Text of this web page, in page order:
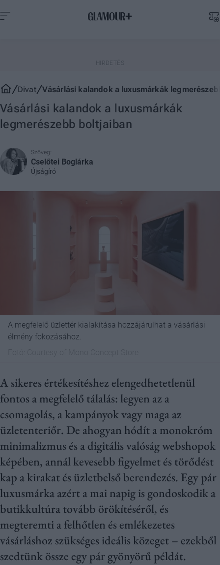
Divat Vásárlási kalandok a luxusmárkák
Vásárlási kalandok a luxusmárkák
legmerészebb boltjaiban
Szöveg:
Cselőtei Boglárka
Újságíró
A megfelelő üzlettér kialakítása hozzájárulhat a vásárlási
élmény fokozásához.
A sikeres értékesítéshez elengedhetetlenül
fontos a megfelelő tálalás: legyen az a
csomagolás, a kampányok vagy maga az
üzletenteriőr. De ahogyan hódít a monokróm
minimalizmus és a digitális valóság webshopok
képében, annál kevesebb figyelmet és törődést
kap a kirakat és üzletbelső berendezés. Egy pár
luxusmárka azért a mai napig is gondoskodik a
butikkultúra tovább örökítéséről, és
megteremti a felhőtlen és emlékezetes
vásárláshoz szükséges ideális közeget – ezekből
szedtünk össze egy pár gyönyörű példát.